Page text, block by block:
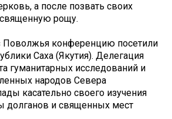
а после позвать своих
рощу.
Поволжья конференцию посетили
Саха (Якутия). Делегация
гуманитарных исследований и
народов Севера
касательно своего изучения
долганов и священных мест